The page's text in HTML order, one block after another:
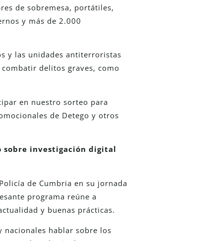
de sobremesa, portátiles,
y más de 2.000
y las unidades antiterroristas
delitos graves, como
en nuestro sorteo para
de Detego y otros
sobre investigación digital
de Cumbria en su jornada
programa reúne a
y buenas prácticas.
nacionales hablar sobre los